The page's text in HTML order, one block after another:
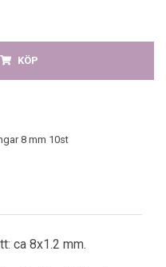
KÖP
8 mm 10st
ca 8x1.2 mm.